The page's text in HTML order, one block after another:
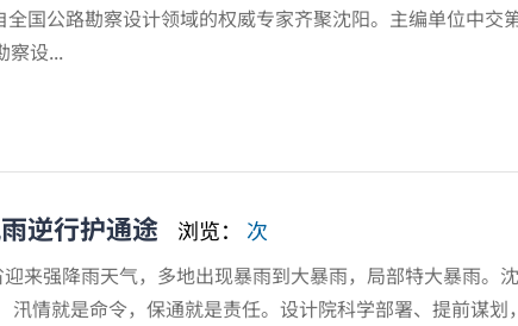
国公路勘察设计领域的权威专家齐聚沈阳。主编单位中
察设...
逆行护通途 浏览： 次
降雨天气，多地出现暴雨到大暴雨，局部特大暴雨。
就是命令，保通就是责任。设计院科学部署、提前谋划